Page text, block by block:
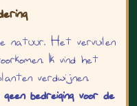
natuur. Het vervuilen
Ik vind het
verdwijnen.
bedreiging voor de